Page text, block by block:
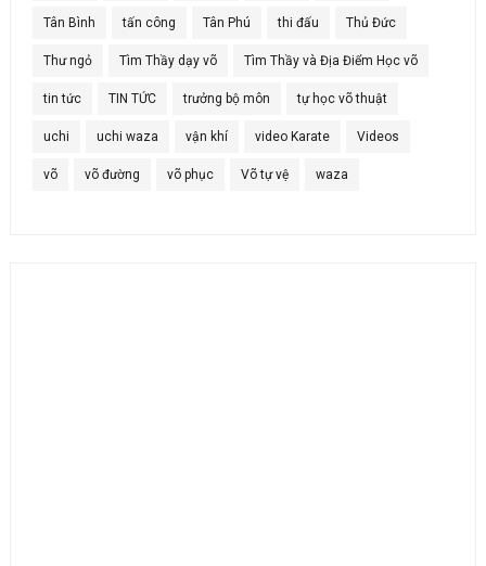
Tân Bình tấn công Tân Phú thi đấu Thủ Đức
Thư ngỏ Tìm Thầy dạy võ Tìm Thầy và Địa Điểm Học võ
tin tức TIN TỨC trưởng bộ môn tự học võ thuật
uchi uchi waza vận khí video Karate Videos
võ võ đường võ phục Võ tự vệ waza